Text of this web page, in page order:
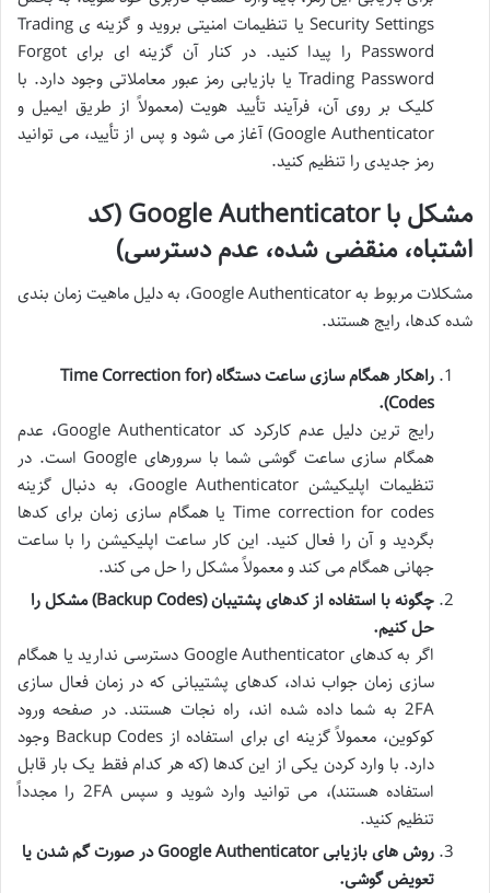
Security Settings یا تنظیمات امنیتی بروید و گزینه ی Trading
Password را پیدا کنید. در کنار آن گزینه ای برای Forgot
Trading Password یا بازیابی رمز عبور معاملاتی وجود دارد. با
کلیک بر روی آن، فرآیند تأیید هویت (معمولاً از طریق ایمیل و
Google Authenticator) آغاز می شود و پس از تأیید، می توانید
رمز جدیدی را تنظیم کنید.
مشکل با Google Authenticator (کد
اشتباه، منقضی شده، عدم دسترسی)
مشکلات مربوط به Google Authenticator، به دلیل ماهیت زمان بندی
شده کدها، رایج هستند.
راهکار همگام سازی ساعت دستگاه (Time Correction for
Codes).
رایج ترین دلیل عدم کارکرد کد Google Authenticator، عدم
همگام سازی ساعت گوشی شما با سرورهای Google است. در
تنظیمات اپلیکیشن Google Authenticator، به دنبال گزینه
Time correction for codes یا همگام سازی زمان برای کدها
بگردید و آن را فعال کنید. این کار ساعت اپلیکیشن را با ساعت
جهانی همگام می کند و معمولاً مشکل را حل می کند.
چگونه با استفاده از کدهای پشتیبان (Backup Codes) مشکل را
حل کنیم.
اگر به کدهای Google Authenticator دسترسی ندارید یا همگام
سازی زمان جواب نداد، کدهای پشتیبانی که در زمان فعال سازی
2FA به شما داده شده اند، راه نجات هستند. در صفحه ورود
کوکوین، معمولاً گزینه ای برای استفاده از Backup Codes وجود
دارد. با وارد کردن یکی از این کدها (که هر کدام فقط یک بار قابل
استفاده هستند)، می توانید وارد شوید و سپس 2FA را مجدداً
تنظیم کنید.
روش های بازیابی Google Authenticator در صورت گم شدن یا
تعویض گوشی.